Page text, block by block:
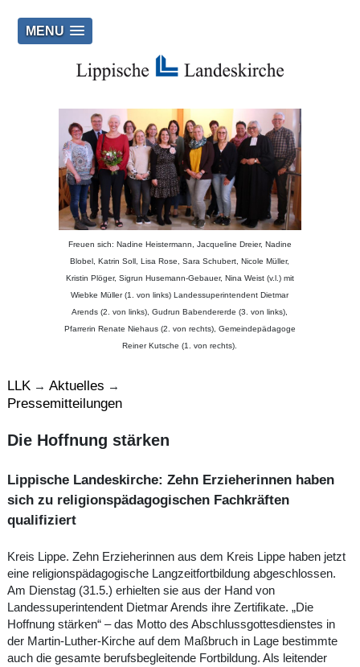
MENU
Freuen sich: Nadine Heistermann, Jacqueline Dreier, Nadine
Blobel, Katrin Soll, Lisa Rose, Sara Schubert, Nicole Müller,
Kristin Plöger, Sigrun Husemann-Gebauer, Nina Weist (v.l.) mit
Wiebke Müller (1. von links) Landessuperintendent Dietmar
Arends (2. von links), Gudrun Babendererde (3. von links),
Pfarrerin Renate Niehaus (2. von rechts), Gemeindepädagoge
Reiner Kutsche (1. von rechts).
LLK→ Aktuelles →
Pressemitteilungen
Die Hoffnung stärken
Lippische Landeskirche: Zehn Erzieherinnen haben
sich zu religionspädagogischen Fachkräften
qualifiziert
Kreis Lippe. Zehn Erzieherinnen aus dem Kreis Lippe haben jetzt
eine religionspädagogische Langzeitfortbildung abgeschlossen.
Am Dienstag (31.5.) erhielten sie aus der Hand von
Landessuperintendent Dietmar Arends ihre Zertifikate. „Die
Hoffnung stärken“ – das Motto des Abschlussgottesdienstes in
der Martin-Luther-Kirche auf dem Maßbruch in Lage bestimmte
auch die gesamte berufsbegleitende Fortbildung. Als leitender